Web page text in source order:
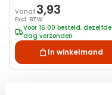
Vanaf 3,93
Excl. BTW
Voor 16:00 besteld, dezelfde
dag verzonden
In winkelmand